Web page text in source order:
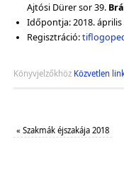
Ajtósi Dürer sor 39.
Időpontja: 2018. április
Regisztráció:
Könyvjelzőkhöz Közvetlen
« Szakmák éjszakája 2018